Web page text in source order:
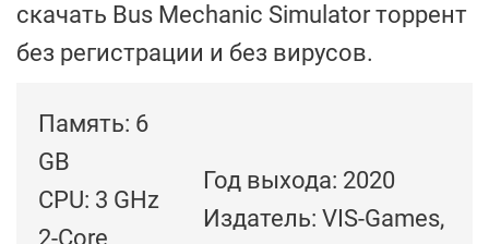
скачать Bus Mechanic Simulator торрент
без регистрации и без вирусов.
Память: 6
GB
CPU: 3 GHz
2-Core
Год выхода: 2020
Издатель: VIS-Games,